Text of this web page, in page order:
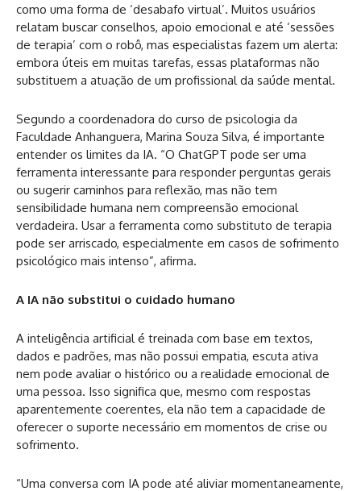
como uma forma de ‘desabafo virtual’. Muitos usuários
relatam buscar conselhos, apoio emocional e até ‘sessões
de terapia’ com o robô, mas especialistas fazem um alerta:
embora úteis em muitas tarefas, essas plataformas não
substituem a atuação de um profissional da saúde mental.
Segundo a coordenadora do curso de psicologia da
Faculdade Anhanguera, Marina Souza Silva, é importante
entender os limites da IA. “O ChatGPT pode ser uma
ferramenta interessante para responder perguntas gerais
ou sugerir caminhos para reflexão, mas não tem
sensibilidade humana nem compreensão emocional
verdadeira. Usar a ferramenta como substituto de terapia
pode ser arriscado, especialmente em casos de sofrimento
psicológico mais intenso”, afirma.
A IA não substitui o cuidado humano
A inteligência artificial é treinada com base em textos,
dados e padrões, mas não possui empatia, escuta ativa
nem pode avaliar o histórico ou a realidade emocional de
uma pessoa. Isso significa que, mesmo com respostas
aparentemente coerentes, ela não tem a capacidade de
oferecer o suporte necessário em momentos de crise ou
sofrimento.
“Uma conversa com IA pode até aliviar momentaneamente,